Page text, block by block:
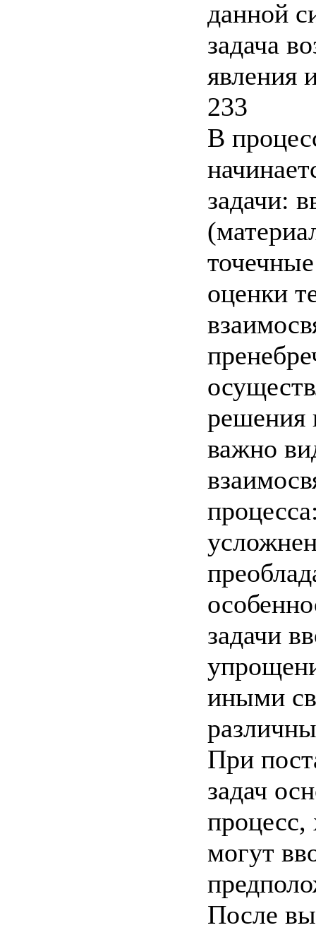
данной
задача
явления
233
В
задачи:
оценки
решения
важно
задачи
иными
При
задач
процесс,
могут
После